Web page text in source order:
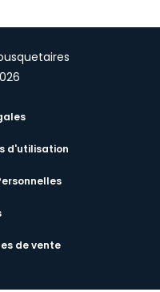
d'utilisation
de vente